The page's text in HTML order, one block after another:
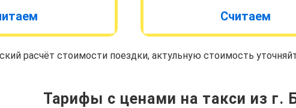
Считаем
расчёт стоимости поездки, актульную стоимость
Тарифы с ценами на такси из г.